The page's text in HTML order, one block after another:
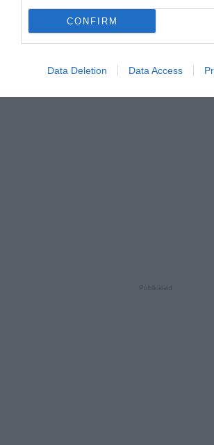
CONFIRM
Data Deletion Data Access